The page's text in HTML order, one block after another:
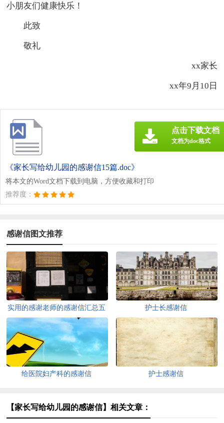
小朋友们健康快乐！
此致
敬礼
xx家长
xx年9月10日
《家长写给幼儿园的感谢信15篇.doc》
将本文的Word文档下载到电脑，方便收藏和打印
推荐度：
点击下载文档
文档为doc格式
感谢信图文推荐
实用的感谢老师的感谢信汇总五
篇
护士长感谢信
给医院妇产科的感谢信 护士感谢信
【家长写给幼儿园的感谢信】相关文章：